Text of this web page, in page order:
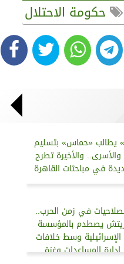
حكومة الاحتلال
يطالب «حماس» بتسليم
والأسرى.. والأخيرة تطرح
في مباحثات القاهرة
في زمن الحرب..
يصطدم بالمؤسسة
الإسرائيلية وسط خلافات
المساعدات وغزة